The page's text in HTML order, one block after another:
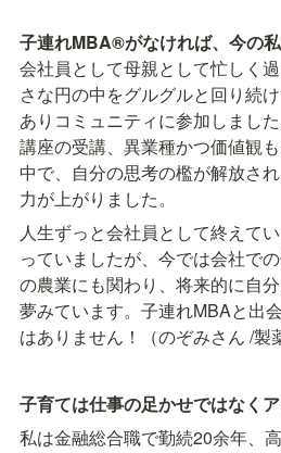
子連れMBA®がなければ、今の私
会社員として母親として忙しく
さな円の中をグルグルと回り続
ありコミュニティに参加しまし
講座の受講、異業種かつ価値観
中で、自分の思考の檻が解放さ
力が上がりました。
人生ずっと会社員として終えて
っていましたが、今では会社で
の農業にも関わり、将来的に自
夢みています。子連れMBAと出
はありません！（のぞみさん /製
子育ては仕事の足かせではなく
私は金融総合職で勤続20余年、